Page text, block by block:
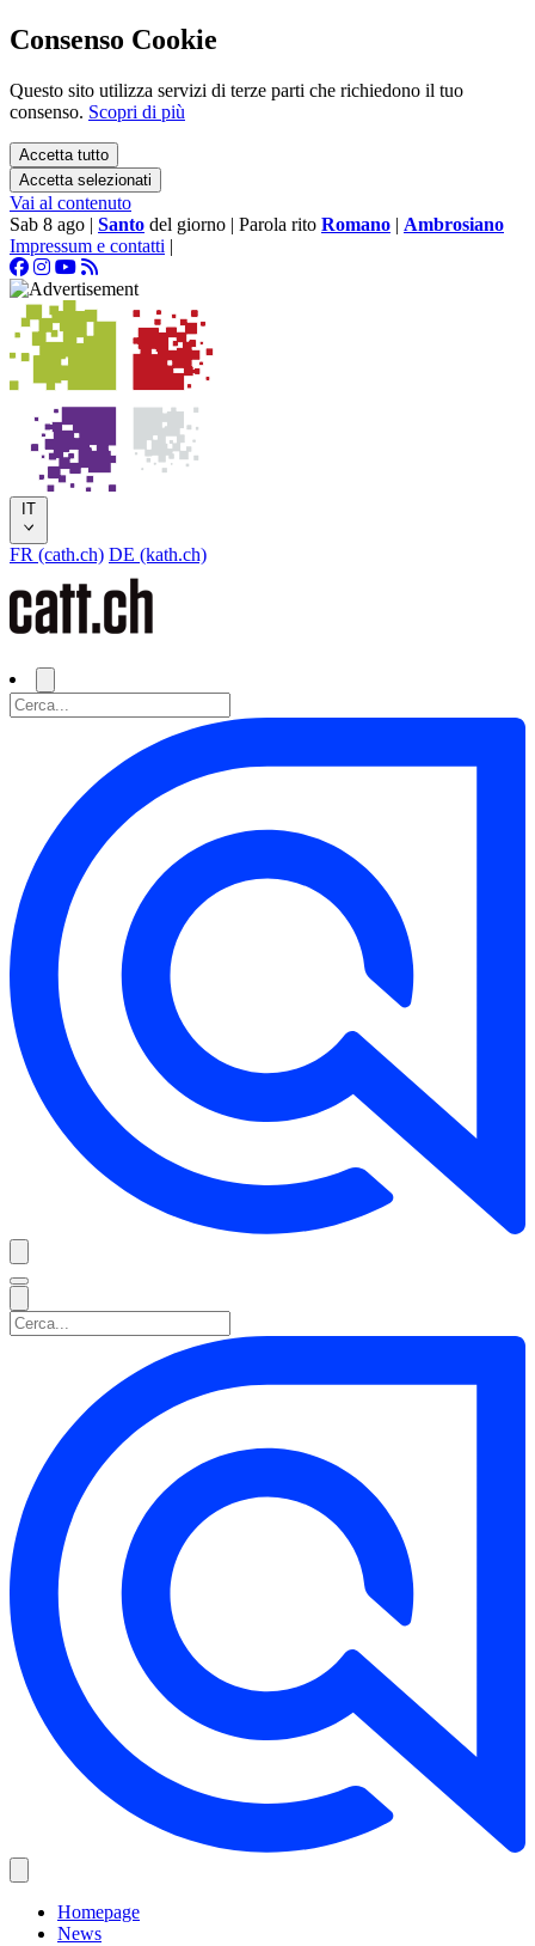
Consenso Cookie
Questo sito utilizza servizi di terze parti che richiedono il tuo
consenso. Scopri di più
Accetta tutto
Accetta selezionati
Vai al contenuto
Sab 8 ago | Santo del giorno | Parola rito Romano | Ambrosiano
Impressum e contatti |
IT
FR (cath.ch) DE (kath.ch)
Homepage
News